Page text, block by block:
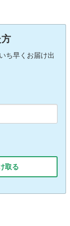
ち早くお届け出
取る